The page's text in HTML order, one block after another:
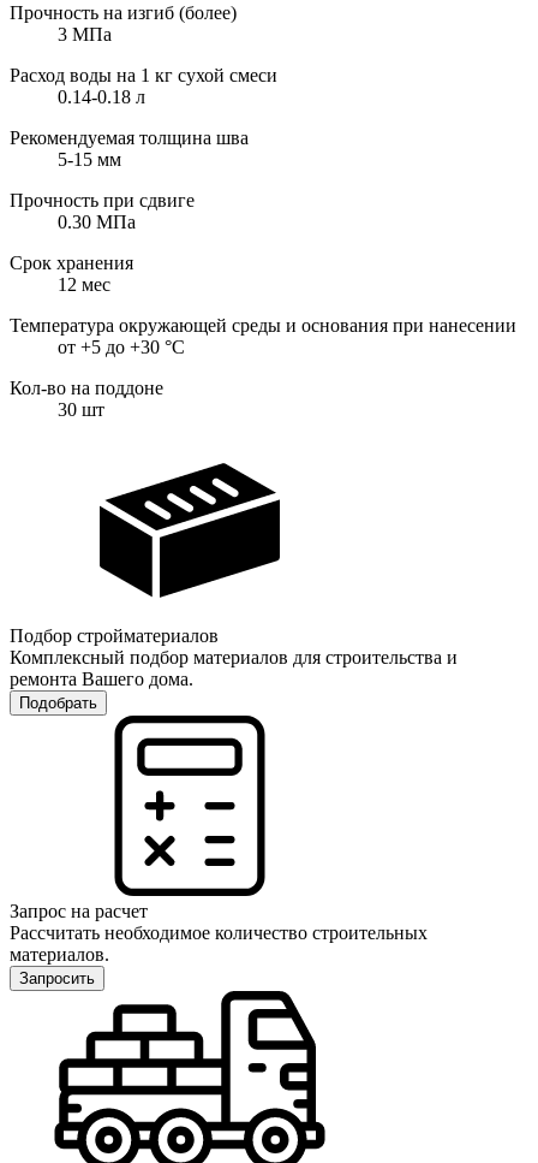
Прочность на изгиб (более)
3 МПа
Расход воды на 1 кг сухой смеси
0.14-0.18 л
Рекомендуемая толщина шва
5-15 мм
Прочность при сдвиге
0.30 МПа
Срок хранения
12 мес
Температура окружающей среды и основания при нанесении
от +5 до +30 °С
Кол-во на поддоне
30 шт
Подбор стройматериалов
Комплексный подбор материалов для строительства и
ремонта Вашего дома.
Подобрать
Запрос на расчет
Рассчитать необходимое количество строительных
материалов.
Запросить